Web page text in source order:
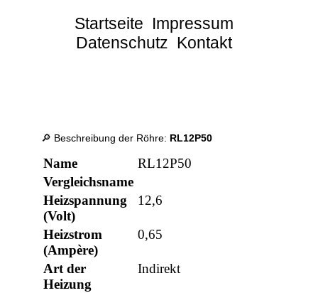
Startseite Impressum
Datenschutz Kontakt
🔎 Beschreibung der Röhre: RL12P50
Name
RL12P50
Vergleichsname
Heizspannung
(Volt)
12,6
Heizstrom
(Ampère)
0,65
Art der
Heizung
Indirekt